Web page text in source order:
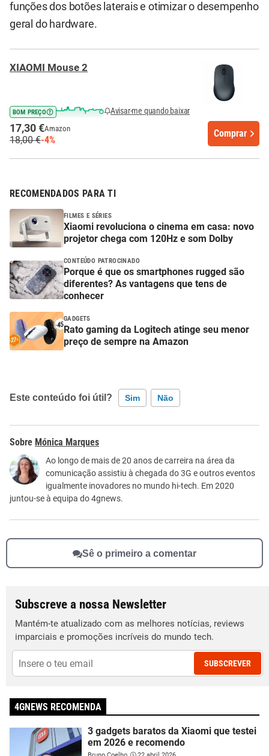
funções dos botões laterais e otimizar o desempenho
geral do hardware.
XIAOMI Mouse 2
BOM PREÇO Avisar-me quando baixar
17,30 €Amazon
18,00 €-4%
Comprar
RECOMENDADOS PARA TI
FILMES E SÉRIES
Xiaomi revoluciona o cinema em casa: novo
projetor chega com 120Hz e som Dolby
CONTEÚDO PATROCINADO
Porque é que os smartphones rugged são
diferentes? As vantagens que tens de
conhecer
GADGETS
Rato gaming da Logitech atinge seu menor
preço de sempre na Amazon
Este conteúdo foi útil? Sim Não
Este conteúdo contém informação incorreta
Este conteúdo não tem a informação que procuro
Outro
Mónica Marques
Ao longo de mais de 20 anos de carreira na área da
comunicação assistiu à chegada do 3G e outros eventos
igualmente inovadores no mundo hi-tech. Em 2020
juntou-se à equipa do 4gnews.
Sê o primeiro a comentar
Subscreve a nossa Newsletter
Mantém-te atualizado com as melhores notícias, reviews
imparciais e promoções incríveis do mundo tech.
SUBSCREVER
4GNEWS RECOMENDA
3 gadgets baratos da Xiaomi que testei
em 2026 e recomendo